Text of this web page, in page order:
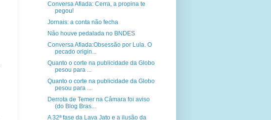
Conversa Afiada: Cerra, a propina te
pegou!
Jornais: a conta não fecha
Não houve pedalada no BNDES
Conversa Afiada:Obsessão por Lula. O
pecado origin...
Quanto o corte na publicidade da Globo
pesou para ...
Quanto o corte na publicidade da Globo
pesou para ...
Derrota de Temer na Câmara foi aviso
(do Blog Bras...
A 32ª fase da Lava Jato e a ilusão da